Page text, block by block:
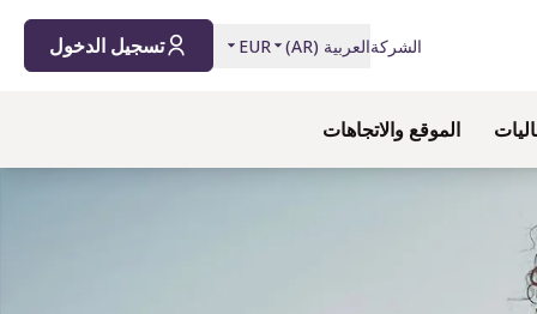
الشركةالعربية (
AR
)
EUR تسجيل الدخول
الموقع والاتجاهات